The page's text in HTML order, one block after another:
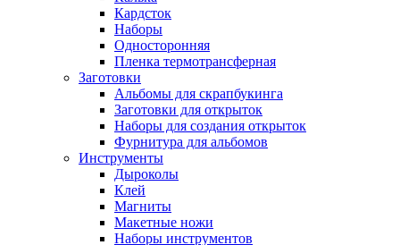
Кардсток
Наборы
Односторонняя
Пленка термотрансферная
Заготовки
Альбомы для скрапбукинга
Заготовки для открыток
Наборы для создания открыток
Фурнитура для альбомов
Инструменты
Дыроколы
Клей
Магниты
Макетные ножи
Наборы инструментов